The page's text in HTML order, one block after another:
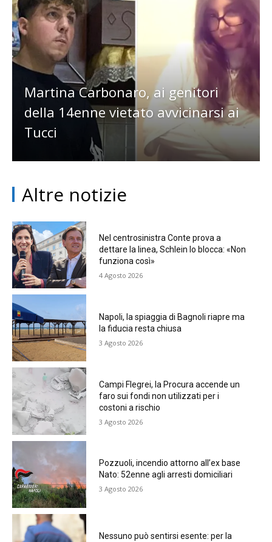
Martina Carbonaro, ai genitori
della 14enne vietato avvicinarsi ai
Tucci
Altre notizie
Nel centrosinistra Conte prova a
dettare la linea, Schlein lo blocca: «Non
funziona così»
4 Agosto 2026
Napoli, la spiaggia di Bagnoli riapre ma
la fiducia resta chiusa
3 Agosto 2026
Campi Flegrei, la Procura accende un
faro sui fondi non utilizzati per i
costoni a rischio
3 Agosto 2026
Pozzuoli, incendio attorno all’ex base
Nato: 52enne agli arresti domiciliari
3 Agosto 2026
Nessuno può sentirsi esente: per la